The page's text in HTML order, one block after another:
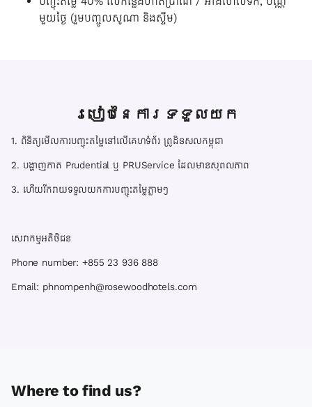
មួយថ្ងៃ (រួមបញ្ចូលសូណា និងស្ទីម)
របៀបនៃការទទួលយក
1. ពិនិត្យមើលការបញ្ចុះតម្លៃនៅលើគេហទំព័រ ព្រូដិនសលកម្ពុជា
2. បង្ហាញកាត Prudential ឬ PRUService ដែលមានសុពលភាព
3. ហើយរីករាយទទួលយកការបញ្ចុះតម្លៃភ្លាមៗ
សេវាកម្មអតិថិជន
Phone number: +855 23 936 888
Email: phnompenh@rosewoodhotels.com
Where to find us?